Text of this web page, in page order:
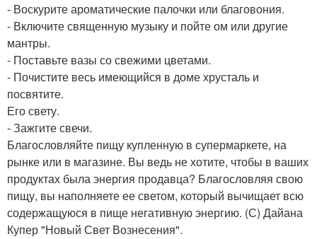
- Воскурите ароматические палочки или благовония.
- Включите священную музыку и пойте ом или другие
мантры.
- Поставьте вазы со свежими цветами.
- Почистите весь имеющийся в доме хрусталь и
посвятите.
Его свету.
- Зажгите свечи.
Благословляйте пищу купленную в супермаркете, на
рынке или в магазине. Вы ведь не хотите, чтобы в ваших
продуктах была энергия продавца? Благословляя свою
пищу, вы наполняете ее светом, который вычищает всю
содержащуюся в пище негативную энергию. (С) Дайана
Купер "Новый Свет Вознесения".